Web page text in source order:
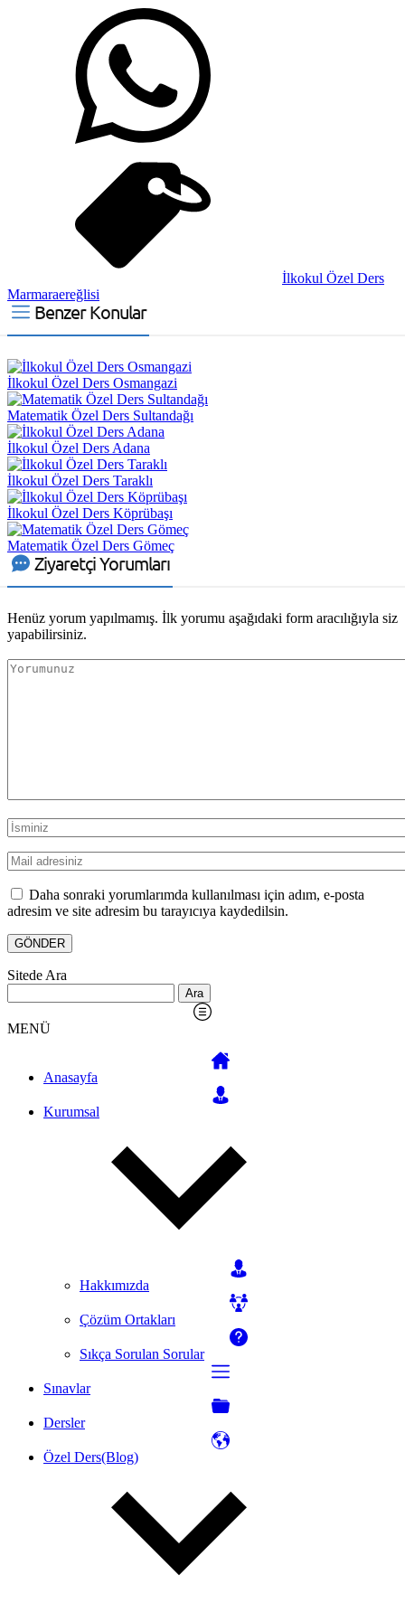
İlkokul Özel Ders
Marmaraereğlisi
Benzer Konular
İlkokul Özel Ders Osmangazi
Matematik Özel Ders Sultandağı
İlkokul Özel Ders Adana
İlkokul Özel Ders Taraklı
İlkokul Özel Ders Köprübaşı
Matematik Özel Ders Gömeç
Ziyaretçi Yorumları
Henüz yorum yapılmamış. İlk yorumu aşağıdaki form aracılığıyla siz
yapabilirsiniz.
Daha sonraki yorumlarımda kullanılması için adım, e-posta
adresim ve site adresim bu tarayıcıya kaydedilsin.
Sitede Ara
MENÜ
Anasayfa
Kurumsal
Hakkımızda
Çözüm Ortakları
Sıkça Sorulan Sorular
Sınavlar
Dersler
Özel Ders(Blog)